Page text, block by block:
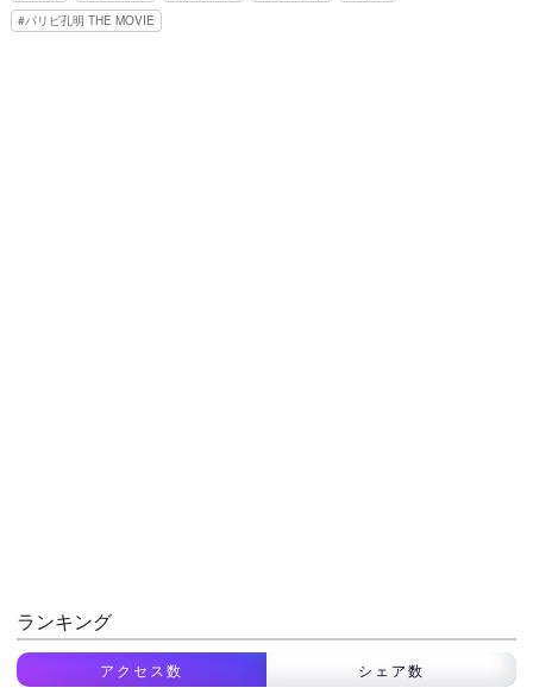
パリピ孔明 THE MOVIE
ランキング
アクセス数 シェア数